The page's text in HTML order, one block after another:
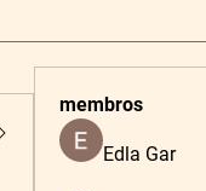
membros
Edla Gar